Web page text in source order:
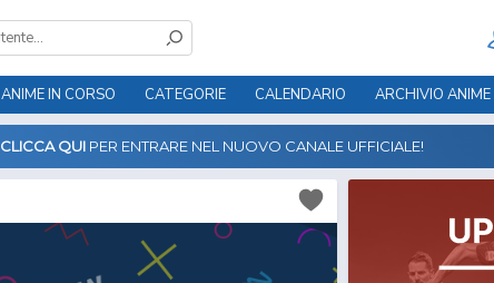
ANIME IN CORSO CATEGORIE CALENDARIO ARCHIVIO ANIME
CLICCA QUI PER ENTRARE NEL NUOVO CANALE UFFICIALE!